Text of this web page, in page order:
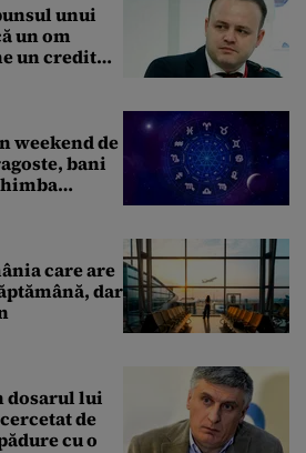
unui
un om
un credit
weekend de
bani
care are
dar
dosarul lui
de
cu o